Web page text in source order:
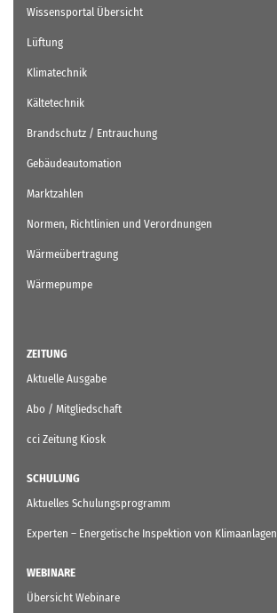
Wissensportal Übersicht
Lüftung
Klimatechnik
Kältetechnik
Brandschutz / Entrauchung
Gebäudeautomation
Marktzahlen
Normen, Richtlinien und Verordnungen
Wärmeübertragung
Wärmepumpe
ZEITUNG
Aktuelle Ausgabe
Abo / Mitgliedschaft
cci Zeitung Kiosk
SCHULUNG
Aktuelles Schulungsprogramm
Experten – Energetische Inspektion von Klimaanlagen
WEBINARE
Übersicht Webinare